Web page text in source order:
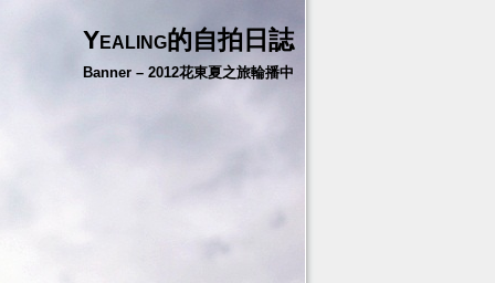
Yealing的自拍日誌
Banner – 2012花東夏之旅輪播中